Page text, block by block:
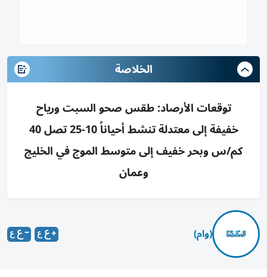
الخلاصة
توقعات الأرصاد: طقس صحو السبت ورياح
خفيفة إلى معتدلة تنشط أحياناً 10-25 تصل 40
كم/س وبحر خفيف إلى متوسط الموج في الخليج
وعمان
(وام)